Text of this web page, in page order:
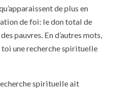
de plus en
de foi: le don total de
pauvres. En d’autres mots,
une recherche spirituelle
spirituelle ait